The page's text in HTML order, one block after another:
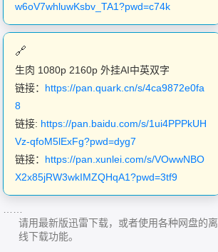
w6oV7whluwKsbv_TA1?pwd=c74k
生肉 1080p 2160p 外挂AI中英双字
链接： https://pan.quark.cn/s/4ca9872e0fa
8
链接: https://pan.baidu.com/s/1ui4PPPkUH
Vz-qfoM5lExFg?pwd=dyg7
链接： https://pan.xunlei.com/s/VOwwNBO
X2x85jRW3wkIMZQHqA1?pwd=3tf9
请用最新版迅雷下载，或者使用各种网盘的离
线下载功能。